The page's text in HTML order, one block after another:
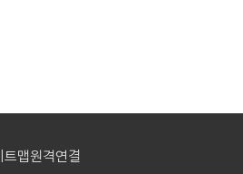
트맵원격연결